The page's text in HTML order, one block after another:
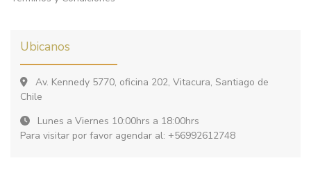
Ubicanos
Av. Kennedy 5770, oficina 202, Vitacura, Santiago de
Chile
Lunes a Viernes 10:00hrs a 18:00hrs
Para visitar por favor agendar al: +56992612748